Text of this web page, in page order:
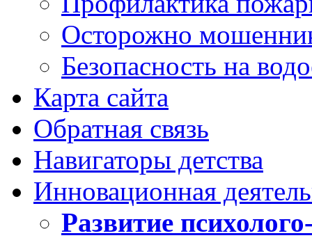
Осторожно
Безопасность на
Карта сайта
Обратная связь
Навигаторы детства
Инновационная
Развитие